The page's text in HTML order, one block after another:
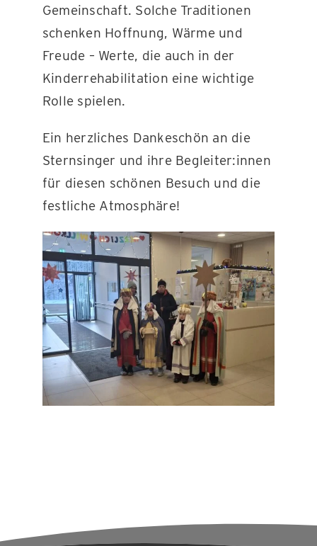
Gemeinschaft. Solche Traditionen
schenken Hoffnung, Wärme und
Freude – Werte, die auch in der
Kinderrehabilitation eine wichtige
Rolle spielen.
Ein herzliches Dankeschön an die
Sternsinger und ihre Begleiter:innen
für diesen schönen Besuch und die
festliche Atmosphäre!